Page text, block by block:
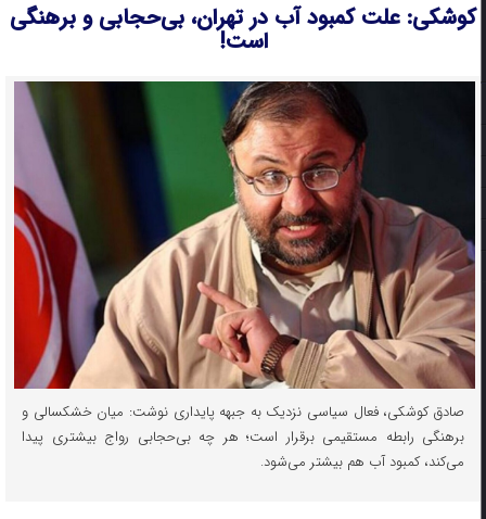
کوشکی: علت کمبود آب در تهران، بی‌حجابی و برهنگی
است!
صادق کوشکی، فعال سیاسی نزدیک به جبهه پایداری نوشت: میان خشکسالی و
برهنگی رابطه مستقیمی برقرار است؛ هر چه بی‌حجابی رواج بیشتری پیدا
می‌کند، کمبود آب هم بیشتر می‌شود.